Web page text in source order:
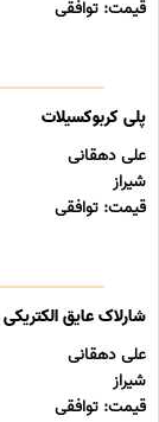
قیمت: توافقی
پلی کربوکسیلات
علی دهقانی
شیراز
قیمت: توافقی
شارلاک عایق الکتریکی
علی دهقانی
شیراز
قیمت: توافقی